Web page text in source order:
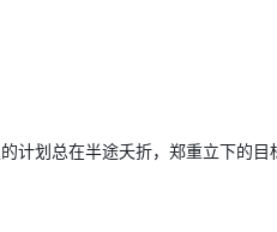
计划总在半途夭折，郑重立下的